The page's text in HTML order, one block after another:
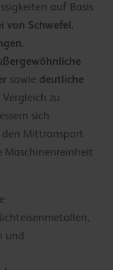
auf Basis
von Schwefel,
.
sowie deutliche
Vergleich zu
sich
den Mittransport
Maschinenreinheit
und